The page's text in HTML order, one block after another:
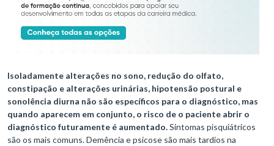
Isoladamente alterações no sono, redução do olfato,
constipação e alterações urinárias, hipotensão postural e
sonolência diurna não são específicos para o diagnóstico, mas
quando aparecem em conjunto, o risco de o paciente abrir o
diagnóstico futuramente é aumentado.Sintomas pisquiátricos
são os mais comuns. Demência e psicose são mais tardios na